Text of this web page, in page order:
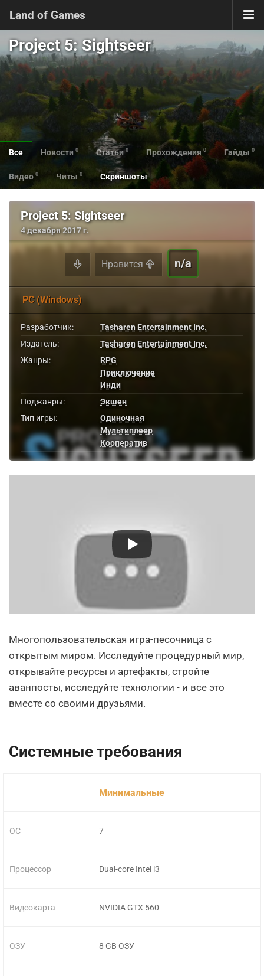
Land of Games
Project 5: Sightseer
Все Новости 0 Статьи 0 Прохождения 0 Гайды 0
Видео 0 Читы 0 Скриншоты
Project 5: Sightseer
4 декабря 2017 г.
Нравится n/a
PC (Windows)
Разработчик:
Tasharen Entertainment Inc.
Издатель:
Tasharen Entertainment Inc.
Жанры:
RPG
Приключение
Инди
Поджанры:
Экшен
Тип игры:
Одиночная
Мультиплеер
Кооператив
Многопользовательская игра-песочница с
открытым миром. Исследуйте процедурный мир,
открывайте ресурсы и артефакты, стройте
аванпосты, исследуйте технологии - и все это
вместе со своими друзьями.
Системные требования
ОС
Процессор
Видеокарта
ОЗУ
Минимальные
7
Dual-core Intel i3
NVIDIA GTX 560
8 GB ОЗУ